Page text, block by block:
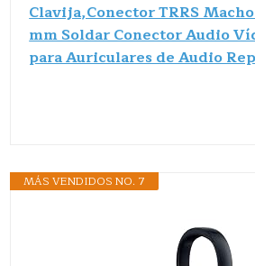
Clavija,Conector TRRS
mm Soldar Conector Audio
para Auriculares de Audio
MÁS VENDIDOS NO. 7